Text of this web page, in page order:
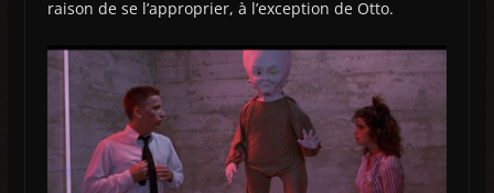
raison de se l’approprier, à l’exception de Otto.